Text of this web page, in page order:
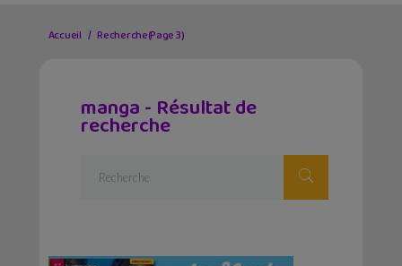
Accueil Recherche(Page 3)
manga - Résultat de
recherche